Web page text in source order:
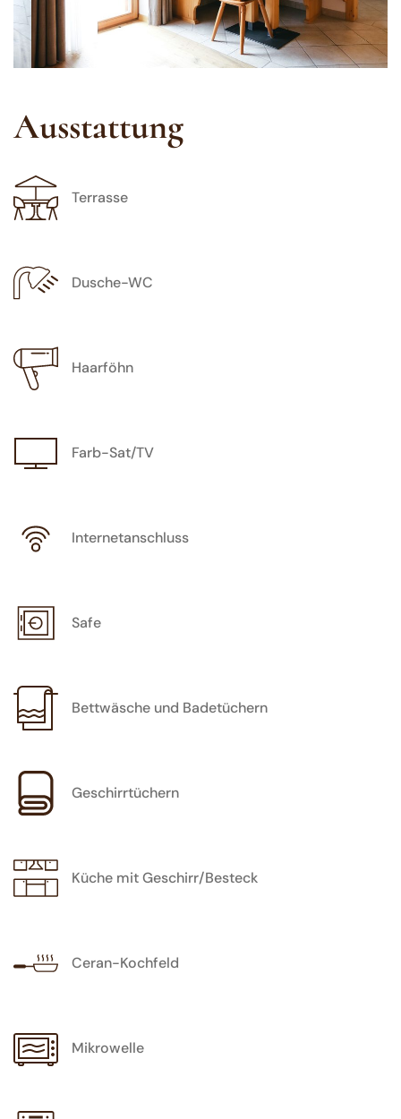
Ausstattung
Terrasse
Dusche-WC
Haarföhn
Farb-Sat/TV
Internetanschluss
Safe
Bettwäsche und Badetüchern
Geschirrtüchern
Küche mit Geschirr/Besteck
Ceran-Kochfeld
Mikrowelle